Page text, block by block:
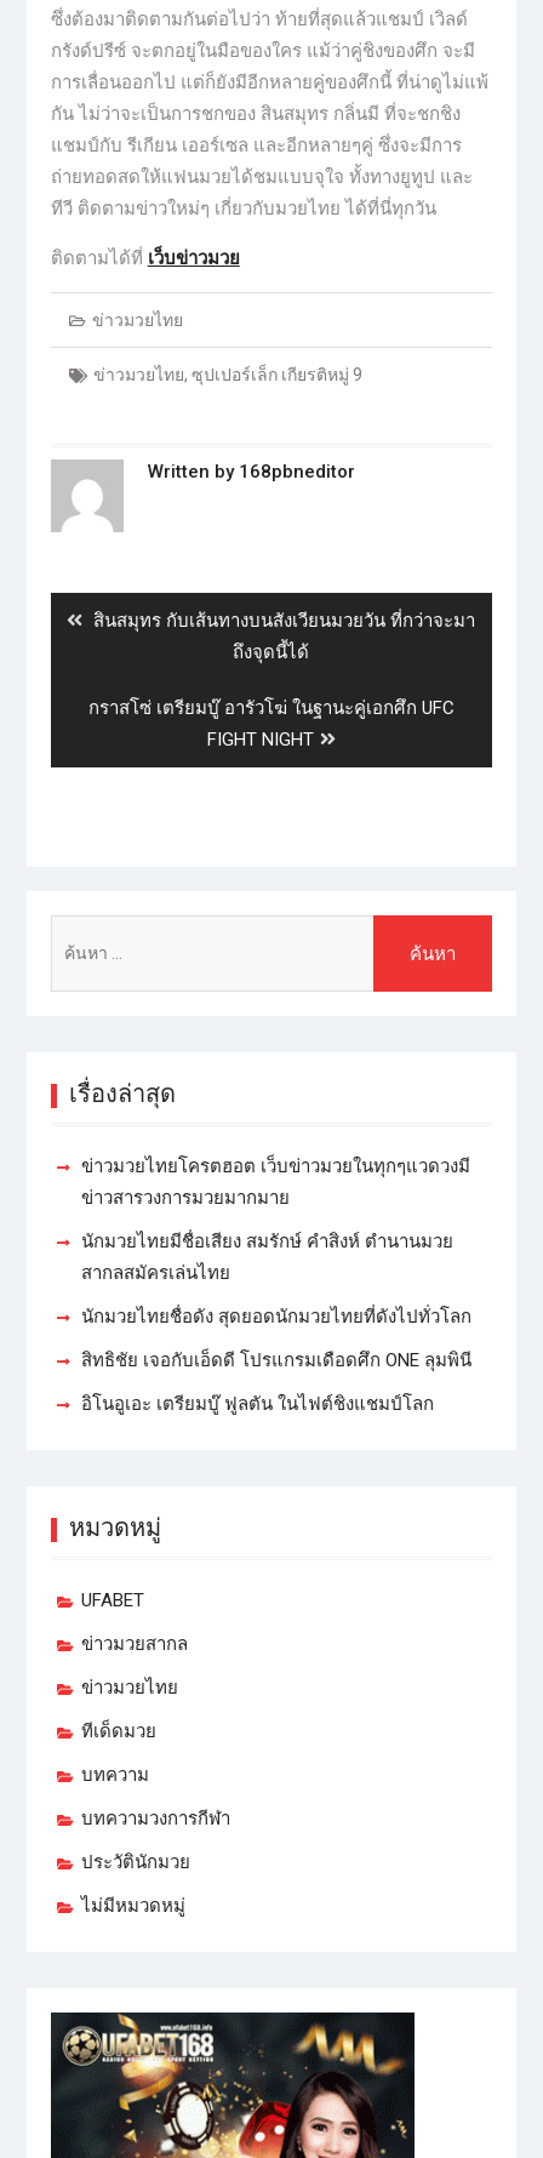
ซึ่งต้องมาติดตามกันต่อไปว่า ท้ายที่สุดแล้วแชมป์ เวิลด์
กรังด์ปรีซ์ จะตกอยู่ในมือของใคร แม้ว่าคู่ชิงของศึก จะมี
การเลื่อนออกไป แต่ก็ยังมีอีกหลายคู่ของศึกนี้ ที่น่าดูไม่แพ้
กัน ไม่ว่าจะเป็นการชกของ สินสมุทร กลิ่นมี ที่จะชกชิง
แชมป์กับ รีเกียน เออร์เซล และอีกหลายๆคู่ ซึ่งจะมีการ
ถ่ายทอดสดให้แฟนมวยได้ชมแบบจุใจ ทั้งทางยูทูป และ
ทีวี ติดตามข่าวใหม่ๆ เกี่ยวกับมวยไทย ได้ที่นี่ทุกวัน
ติดตามได้ที่ เว็บข่าวมวย
ข่าวมวยไทย
ข่าวมวยไทย, ซุปเปอร์เล็ก เกียรติหมู่ 9
Written by 168pbneditor
สินสมุทร กับเส้นทางบนสังเวียนมวยวัน ที่กว่าจะมา
ถึงจุดนี้ได้
กราสโซ่ เตรียมบู๊ อารัวโฆ่ ในฐานะคู่เอกศึก UFC
FIGHT NIGHT
เรื่องล่าสุด
ข่าวมวยไทยโครตฮอต เว็บข่าวมวยในทุกๆแวดวงมี
ข่าวสารวงการมวยมากมาย
นักมวยไทยมีชื่อเสียง สมรักษ์ คำสิงห์ ตำนานมวย
สากลสมัครเล่นไทย
นักมวยไทยชื่อดัง สุดยอดนักมวยไทยที่ดังไปทั่วโลก
สิทธิชัย เจอกับเอ็ดดี โปรแกรมเดือดศึก ONE ลุมพินี
อิโนอูเอะ เตรียมบู๊ ฟูลตัน ในไฟต์ชิงแชมป์โลก
หมวดหมู่
UFABET
ข่าวมวยสากล
ข่าวมวยไทย
ทีเด็ดมวย
บทความ
บทความวงการกีฬา
ประวัตินักมวย
ไม่มีหมวดหมู่